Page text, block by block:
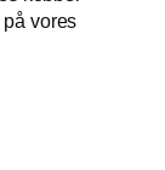
vores